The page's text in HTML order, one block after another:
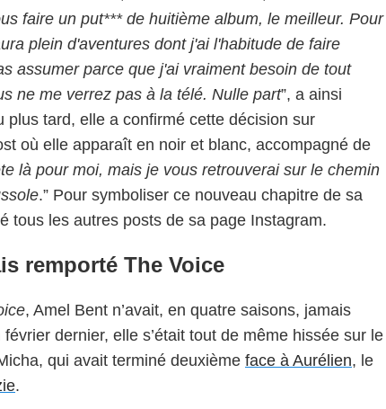
faire un put*** de huitième album, le meilleur. Pour
plein d'aventures dont j'ai l'habitude de faire
assumer parce que j'ai vraiment besoin de tout
ne me verrez pas à la télé. Nulle part”, a ainsi
plus tard, elle a confirmé cette décision sur
où elle apparaît en noir et blanc, accompagné de
là pour moi, mais je vous retrouverai sur le chemin
.” Pour symboliser ce nouveau chapitre de sa
tous les autres posts de sa page Instagram.
remporté The Voice
, Amel Bent n’avait, en quatre saisons, jamais
dernier, elle s’était tout de même hissée sur le
qui avait terminé deuxième face à Aurélien, le
.